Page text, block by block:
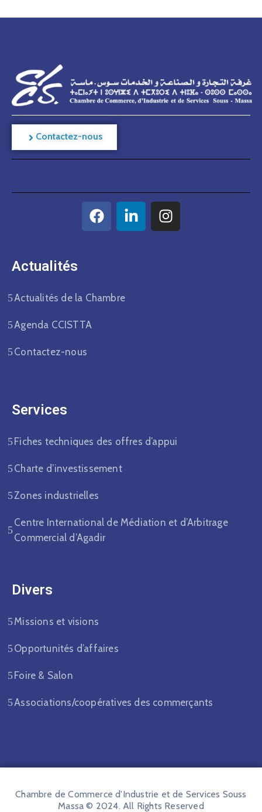
Contactez-nous
Actualités​
Actualités de la Chambre
Agenda CCISTTA
Contactez-nous
Services
Fiches techniques des offres d’appui
Charte d’investissement
Zones industrielles
Centre International de Médiation et d’Arbitrage
Commercial d’Agadir
Divers​
Missions et visions
Opportunités d’affaires
Foire & Salon
Associations/coopératives des commerçants
Chambre de Commerce d'Industrie et de Services Souss
Massa © 2024. All Rights Reserved